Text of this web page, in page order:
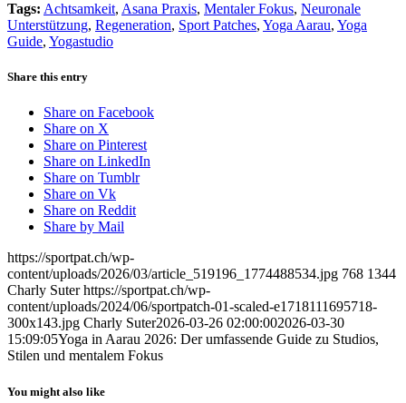
Tags: Achtsamkeit, Asana Praxis, Mentaler Fokus, Neuronale
Unterstützung, Regeneration, Sport Patches, Yoga Aarau, Yoga
Guide, Yogastudio
Share this entry
Share on Facebook
Share on X
Share on Pinterest
Share on LinkedIn
Share on Tumblr
Share on Vk
Share on Reddit
Share by Mail
https://sportpat.ch/wp-
content/uploads/2026/03/article_519196_1774488534.jpg 768 1344
Charly Suter https://sportpat.ch/wp-
content/uploads/2024/06/sportpatch-01-scaled-e1718111695718-
300x143.jpg Charly Suter2026-03-26 02:00:002026-03-30
15:09:05Yoga in Aarau 2026: Der umfassende Guide zu Studios,
Stilen und mentalem Fokus
You might also like